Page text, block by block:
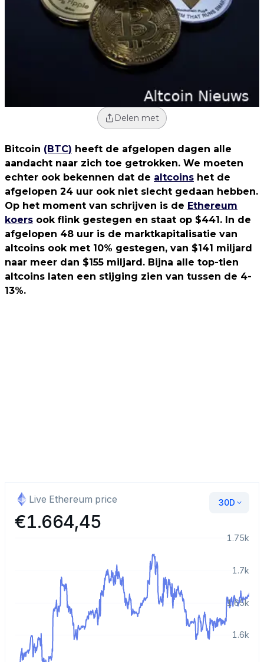
Delen met
Bitcoin (BTC) heeft de afgelopen dagen alle
aandacht naar zich toe getrokken. We moeten
echter ook bekennen dat de altcoins het de
afgelopen 24 uur ook niet slecht gedaan hebben.
Op het moment van schrijven is de Ethereum
koers ook flink gestegen en staat op $441. In de
afgelopen 48 uur is de marktkapitalisatie van
altcoins ook met 10% gestegen, van $141 miljard
naar meer dan $155 miljard. Bijna alle top-tien
altcoins laten een stijging zien van tussen de 4-
13%.